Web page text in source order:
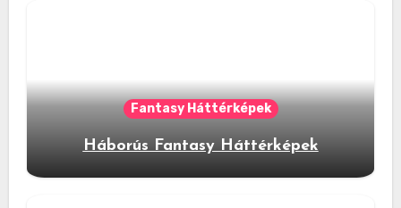
Fantasy Háttérképek
Háborús Fantasy Háttérképek